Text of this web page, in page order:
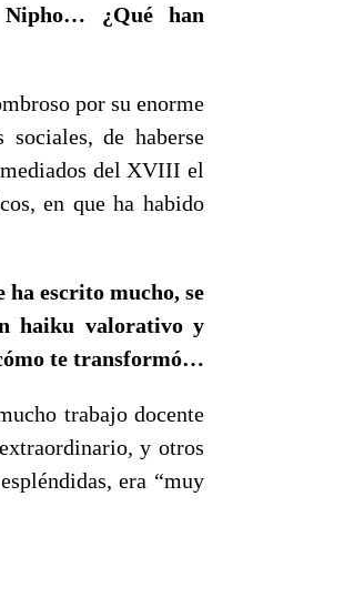
Nipho… ¿Qué han
por su enorme
de haberse
del XVIII el
en que ha habido
escrito mucho, se
haiku valorativo y
te transformó…
trabajo docente
y otros
era “muy